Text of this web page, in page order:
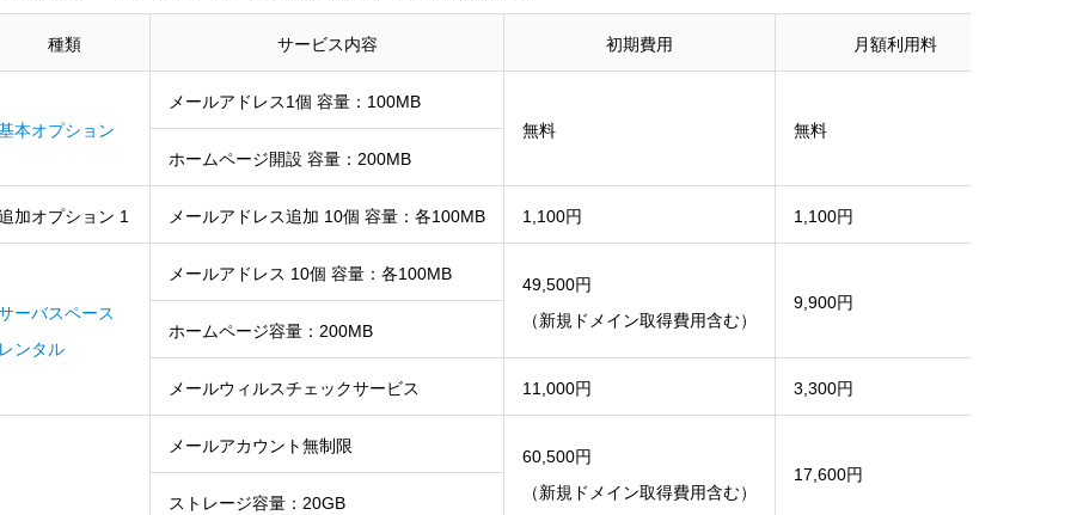
種類 サービス内容 初期費用 月額利用料
本オプション
メールアドレス1個 容量：100MB
無料
無料
ホームページ開設 容量：200MB
加オプション 1 メールアドレス追加 10個 容量：各100MB 1,100円 1,100円
ーバスペース
ンタル
メールアドレス 10個 容量：各100MB
49,500円
（新規ドメイン取得費用含む）
9,900円
ホームページ容量：200MB
メールウィルスチェックサービス 11,000円 3,300円
メールアカウント無制限
60,500円
（新規ドメイン取得費用含む）
17,600円
ストレージ容量：20GB